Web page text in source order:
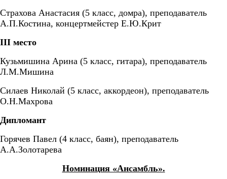
Страхова Анастасия (5 класс, домра), преподаватель
А.П.Костина, концертмейстер Е.Ю.Крит
III место
Кузьмишина Арина (5 класс, гитара), преподаватель
Л.М.Мишина
Силаев Николай (5 класс, аккордеон), преподаватель
О.Н.Махрова
Дипломант
Горячев Павел (4 класс, баян), преподаватель
А.А.Золотарева
Номинация «Ансамбль».